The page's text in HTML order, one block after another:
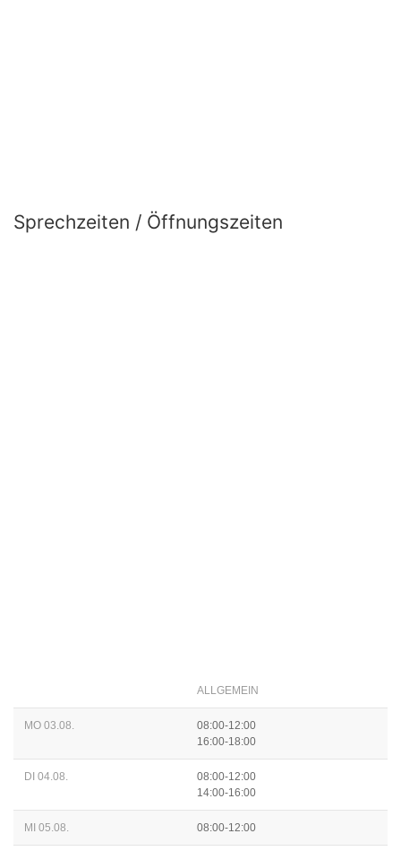
Sprechzeiten / Öffnungszeiten
ALLGEMEIN
MO 03.08.
08:00-12:00
16:00-18:00
DI 04.08.
08:00-12:00
14:00-16:00
MI 05.08. 08:00-12:00